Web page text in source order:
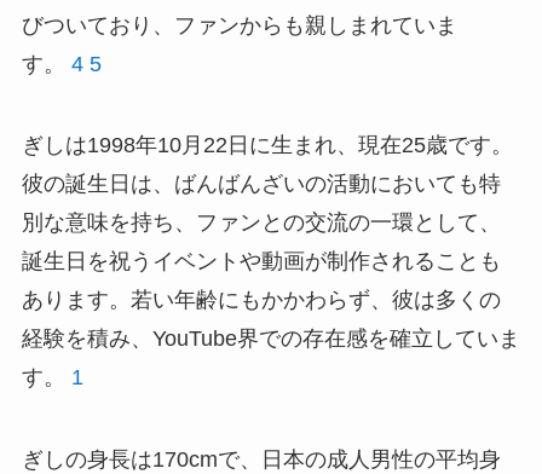
びついており、ファンからも親しまれていま
す。 4 5
ぎしは1998年10月22日に生まれ、現在25歳です。
彼の誕生日は、ばんばんざいの活動においても特
別な意味を持ち、ファンとの交流の一環として、
誕生日を祝うイベントや動画が制作されることも
あります。若い年齢にもかかわらず、彼は多くの
経験を積み、YouTube界での存在感を確立していま
す。 1
ぎしの身長は170cmで、日本の成人男性の平均身